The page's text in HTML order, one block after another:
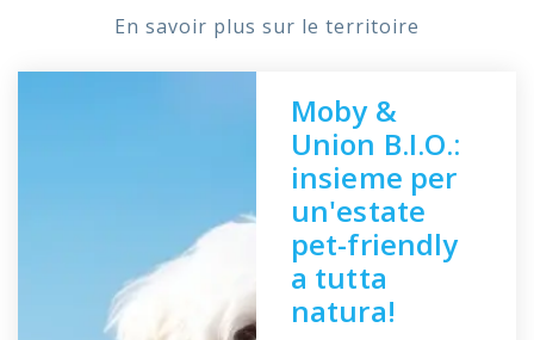
En savoir plus sur le territoire
Moby &
Union B.I.O.:
insieme per
un'estate
pet-friendly
a tutta
natura!